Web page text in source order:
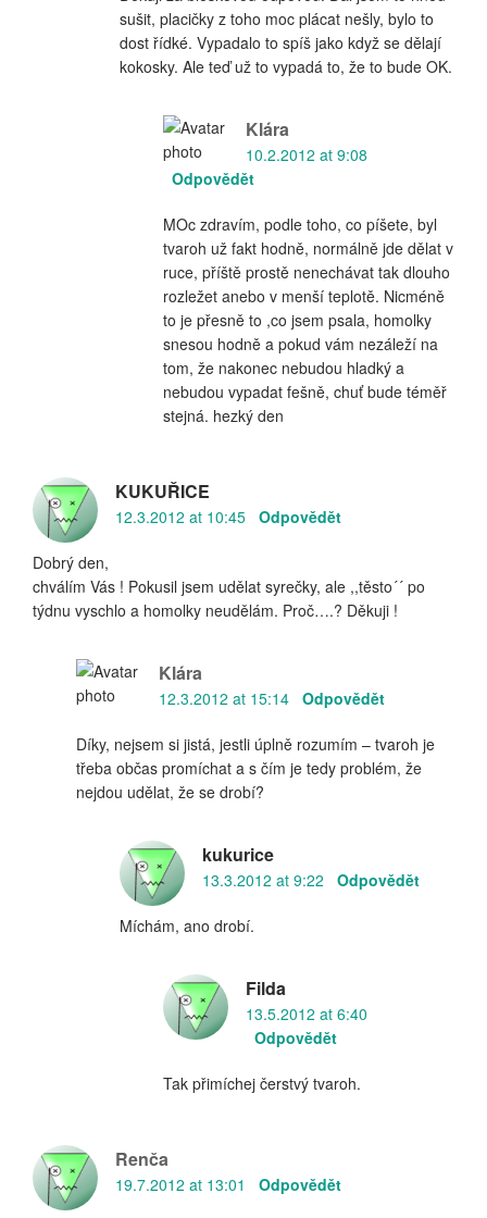
sušit, placičky z toho moc plácat nešly, bylo to
dost řídké. Vypadalo to spíš jako když se dělají
kokosky. Ale teď už to vypadá to, že to bude OK.
Klára
10.2.2012 at 9:08
Odpovědět
MOc zdravím, podle toho, co píšete, byl
tvaroh už fakt hodně, normálně jde dělat v
ruce, příště prostě nenechávat tak dlouho
rozležet anebo v menší teplotě. Nicméně
to je přesně to ,co jsem psala, homolky
snesou hodně a pokud vám nezáleží na
tom, že nakonec nebudou hladký a
nebudou vypadat fešně, chuť bude téměř
stejná. hezký den
KUKUŘICE
12.3.2012 at 10:45 Odpovědět
Dobrý den,
chválím Vás ! Pokusil jsem udělat syrečky, ale ,,těsto´´ po
týdnu vyschlo a homolky neudělám. Proč….? Děkuji !
Klára
12.3.2012 at 15:14 Odpovědět
Díky, nejsem si jistá, jestli úplně rozumím – tvaroh je
třeba občas promíchat a s čím je tedy problém, že
nejdou udělat, že se drobí?
kukurice
13.3.2012 at 9:22 Odpovědět
Míchám, ano drobí.
Filda
13.5.2012 at 6:40
Odpovědět
Tak přimíchej čerstvý tvaroh.
Renča
19.7.2012 at 13:01 Odpovědět